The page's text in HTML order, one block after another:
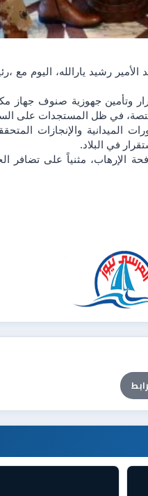
في ظل المستجدات على
في البلاد.